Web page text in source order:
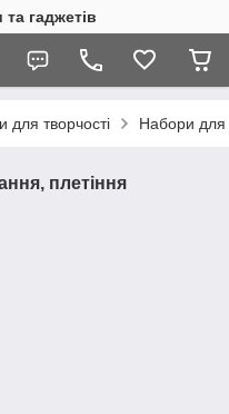
гаджетів
для творчості Набори для
плетіння